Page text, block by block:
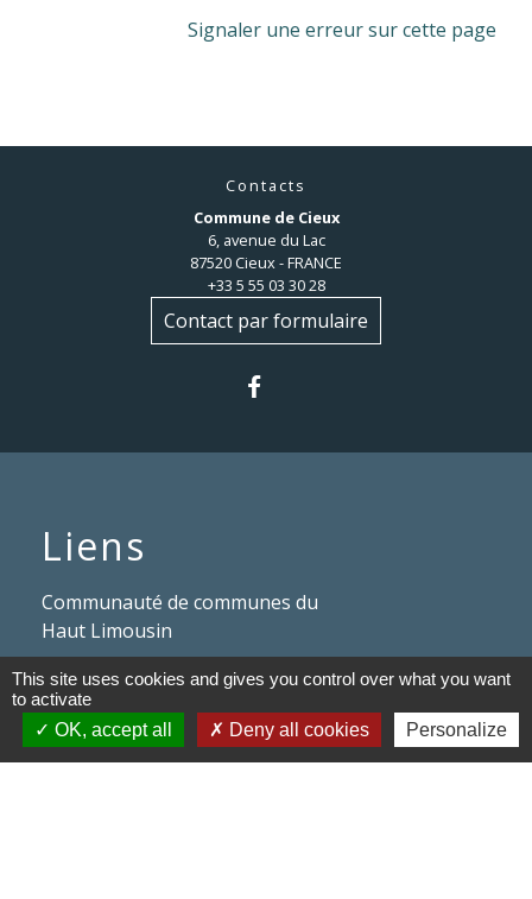
Signaler une erreur sur cette page
Contacts
Commune de Cieux
6, avenue du Lac
87520 Cieux - FRANCE
+33 5 55 03 30 28
Contact par formulaire
Liens
Communauté de communes du
Haut Limousin
Le tourisme en Haut Limousin
Conservatoire d'espaces
naturels en Limousin
This site uses cookies and gives you control over what you want
to activate
OK, accept all
Deny all cookies Personalize